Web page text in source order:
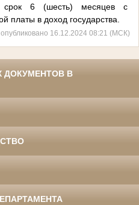
срок 6 (шесть) месяцев с
платы в доход государства.
опубликовано 16.12.2024 08:21 (МСК)
ДОКУМЕНТОВ В